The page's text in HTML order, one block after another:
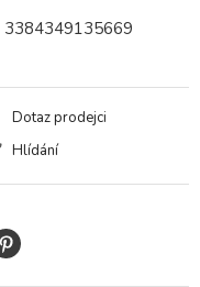
3384349135669
Dotaz prodejci
Hlídání